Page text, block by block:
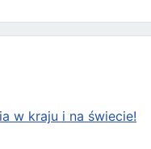
w kraju i na świecie!